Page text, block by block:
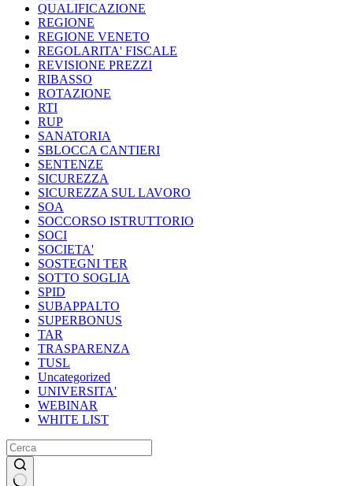
QUALIFICAZIONE
REGIONE
REGIONE VENETO
REGOLARITA' FISCALE
REVISIONE PREZZI
RIBASSO
ROTAZIONE
RTI
RUP
SANATORIA
SBLOCCA CANTIERI
SENTENZE
SICUREZZA
SICUREZZA SUL LAVORO
SOA
SOCCORSO ISTRUTTORIO
SOCI
SOCIETA'
SOSTEGNI TER
SOTTO SOGLIA
SPID
SUBAPPALTO
SUPERBONUS
TAR
TRASPARENZA
TUSL
Uncategorized
UNIVERSITA'
WEBINAR
WHITE LIST